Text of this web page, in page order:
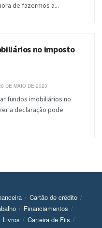
de fazermos a...
no imposto
DE MAIO DE 2023
fundos imobiliários no
a declaração pode
Cartão de crédito
Financiamentos
Livros
Carteira de Fiis